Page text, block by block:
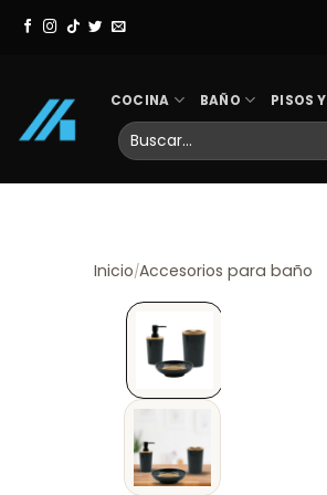
Skip
COCINA BAÑO PISOS
Buscar
por:
Inicio/Accesorios para baño